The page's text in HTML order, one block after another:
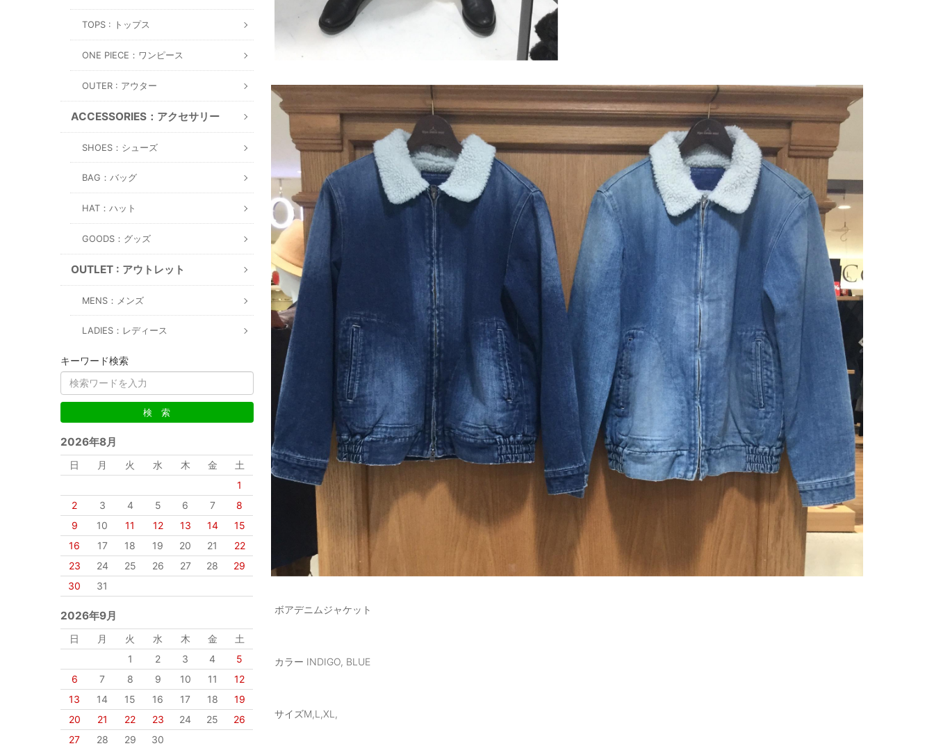
TOPS : トップス
ONE PIECE：ワンピース
OUTER : アウター
ACCESSORIES：アクセサリー
SHOES：シューズ
BAG：バッグ
HAT：ハット
GOODS：グッズ
OUTLET : アウトレット
MENS：メンズ
LADIES：レディース
キーワード検索
2026年8月
日 月 火 水 木 金
土
1
2
3 4 5 6 7
8
9
10 11 12 13 14
15
16
17 18 19 20 21
22
23
24 25 26 27 28
29
30
31
2026年9月
日 月 火 水 木 金
土
1
2 3 4
5
6
7 8 9 10 11
12
13
14 15 16 17 18
19
20
21 22 23 24 25
26
27
28 29 30
ボアデニムジャケット
カラー INDIGO, BLUE
サイズM,L,XL,